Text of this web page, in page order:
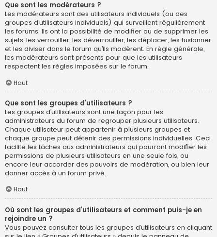
Que sont les modérateurs ?
Les modérateurs sont des utilisateurs individuels (ou des
groupes d’utilisateurs individuels) qui surveillent régulièrement
les forums. Ils ont la possibilité de modifier ou de supprimer les
sujets, les verrouiller, les déverrouiller, les déplacer, les fusionner
et les diviser dans le forum qu’ils modèrent. En règle générale,
les modérateurs sont présents pour que les utilisateurs
respectent les règles imposées sur le forum.
Haut
Que sont les groupes d’utilisateurs ?
Les groupes d’utilisateurs sont une façon pour les
administrateurs du forum de regrouper plusieurs utilisateurs.
Chaque utilisateur peut appartenir à plusieurs groupes et
chaque groupe peut détenir des permissions individuelles. Ceci
facilite les tâches aux administrateurs qui pourront modifier les
permissions de plusieurs utilisateurs en une seule fois, ou
encore leur accorder des pouvoirs de modération, ou bien leur
donner accès à un forum privé.
Haut
Où sont les groupes d’utilisateurs et comment puis-je en
rejoindre un ?
Vous pouvez consulter tous les groupes d’utilisateurs en cliquant